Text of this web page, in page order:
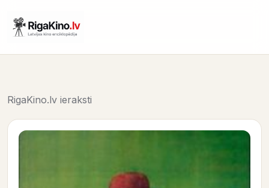
RigaKino.lv ieraksti